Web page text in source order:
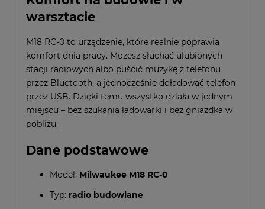
warsztacie
M18 RC-0 to urządzenie, które realnie poprawia
komfort dnia pracy. Możesz słuchać ulubionych
stacji radiowych albo puścić muzykę z telefonu
przez Bluetooth, a jednocześnie doładować telefon
przez USB. Dzięki temu wszystko działa w jednym
miejscu – bez szukania ładowarki i bez gniazdka w
pobliżu.
Dane podstawowe
Model: Milwaukee M18 RC-0
Typ: radio budowlane